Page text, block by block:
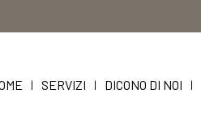
| SERVIZI | DICONO DI NOI |